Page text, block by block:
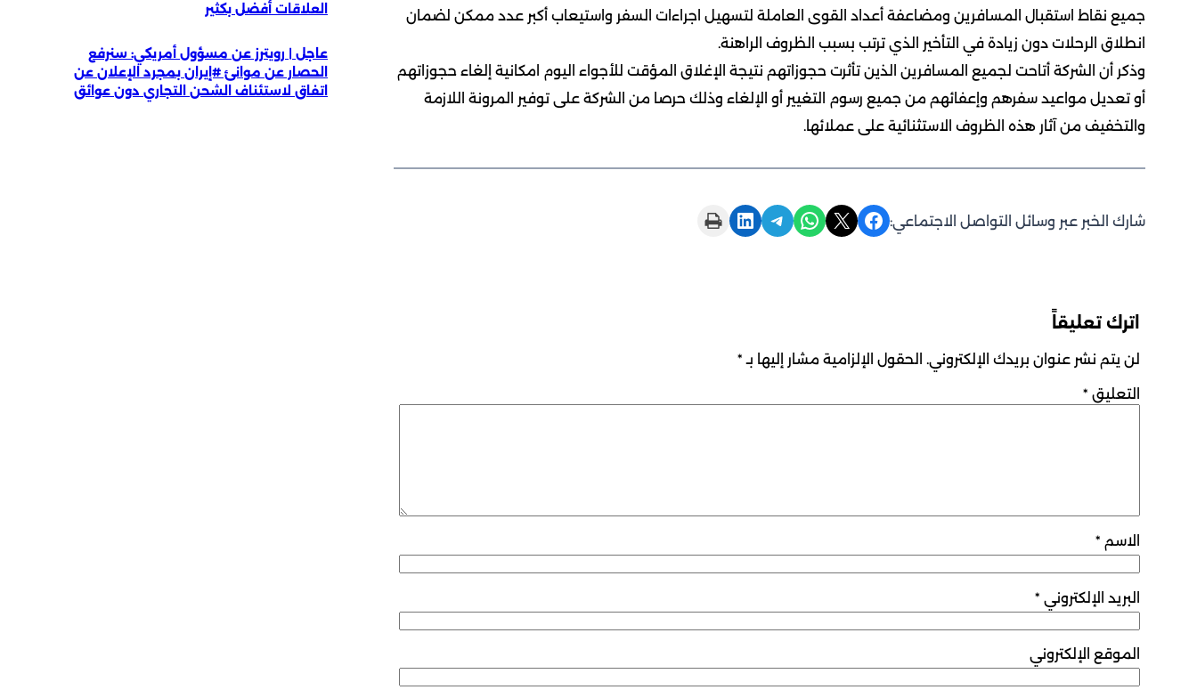
جميع نقاط استقبال المسافرين ومضاعفة أعداد القوى العاملة لتسهيل اجراءات السفر واستيعاب أكبر عدد ممكن لضمان
انطلاق الرحلات دون زيادة في التأخير الذي ترتب بسبب الظروف الراهنة.
وذكر أن الشركة أتاحت لجميع المسافرين الذين تأثرت حجوزاتهم نتيجة الإغلاق المؤقت للأجواء اليوم امكانية إلغاء حجوزاتهم
أو تعديل مواعيد سفرهم وإعفائهم من جميع رسوم التغيير أو الإلغاء وذلك حرصا من الشركة على توفير المرونة اللازمة
والتخفيف من آثار هذه الظروف الاستثنائية على عملائها.
شارك الخبر عبر وسائل التواصل الاجتماعي: Share on Facebook
Share on X
Share on WhatsApp
Share on Telegram
Share on LinkedIn
Print this Page
اترك تعليقاً
لن يتم نشر عنوان بريدك الإلكتروني. الحقول الإلزامية مشار إليها بـ *
التعليق *
الاسم *
البريد الإلكتروني *
الموقع الإلكتروني
العلاقات أفضل بكثير
عاجل | رويترز عن مسؤول أمريكي: سنرفع
الحصار عن موانئ #إيران بمجرد الإعلان عن
اتفاق لاستئناف الشحن التجاري دون عوائق